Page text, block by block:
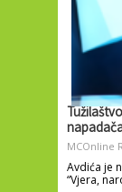
MCOnline
Avdića je
“Vjera,